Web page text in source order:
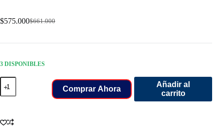
$661.000
Original
was:
$575.000Current
is:
3 DISPONIBLES
245/65/17
LLANT
LINGLONG
CROSSWIND
Comprar Ahora
Añadir al
carrito